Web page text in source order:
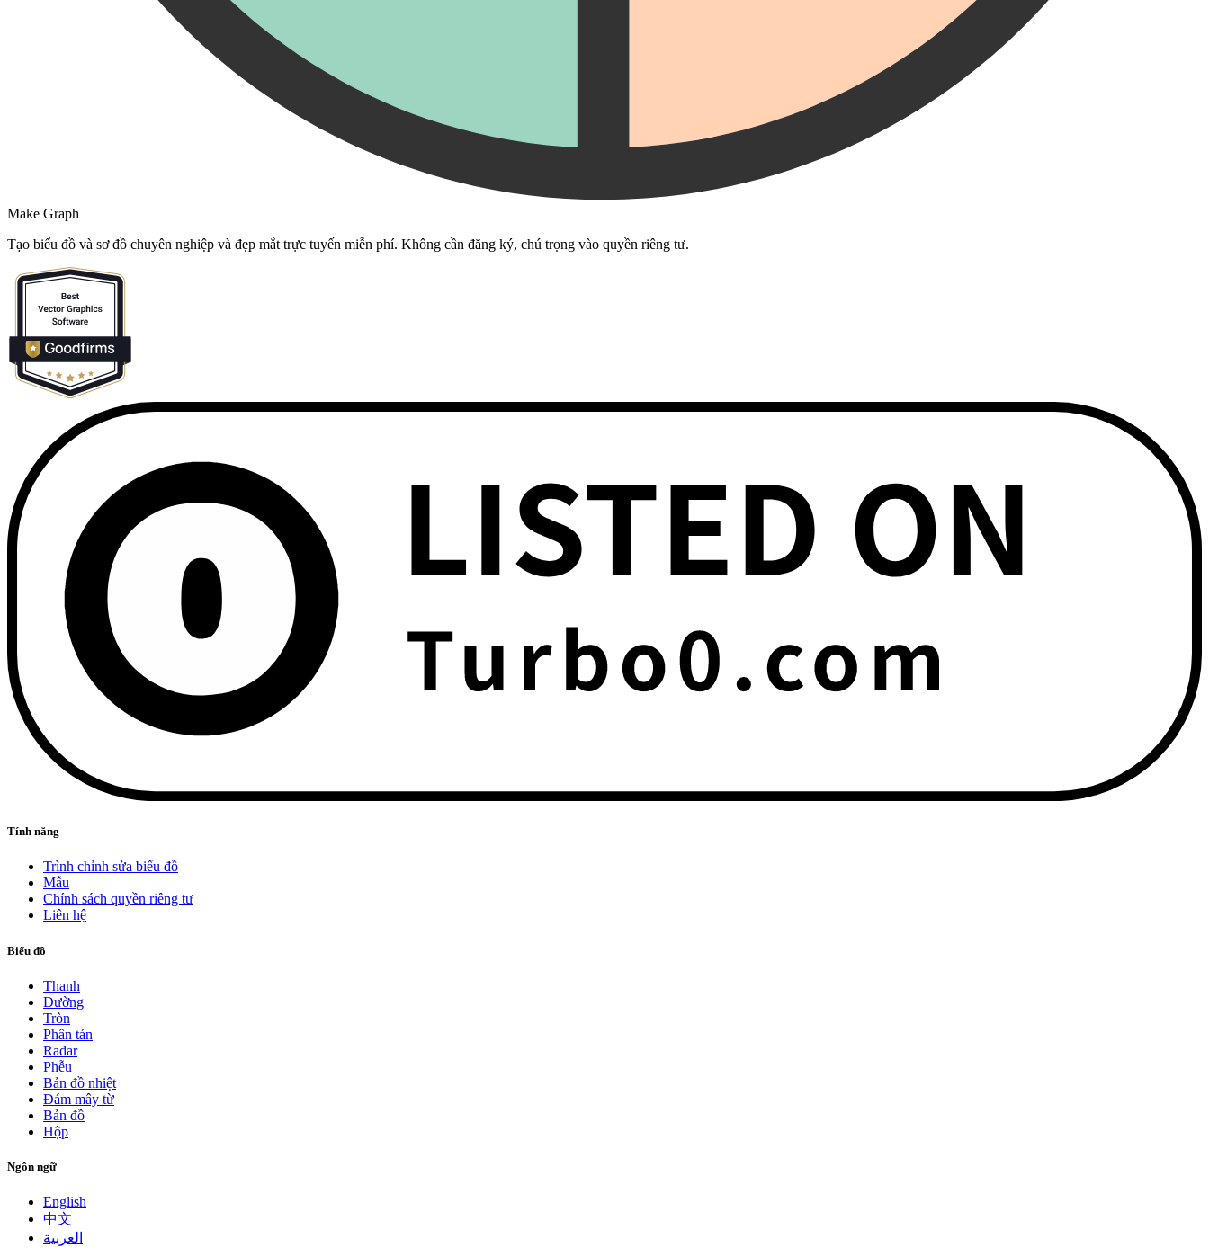
Make Graph
Tạo biểu đồ và sơ đồ chuyên nghiệp và đẹp mắt trực tuyến miễn phí. Không cần đăng ký, chú trọng vào quyền riêng tư.
Tính năng
Trình chỉnh sửa biểu đồ
Mẫu
Chính sách quyền riêng tư
Liên hệ
Biểu đồ
Thanh
Đường
Tròn
Phân tán
Radar
Phễu
Bản đồ nhiệt
Đám mây từ
Bản đồ
Hộp
Ngôn ngữ
English
中文
العربية